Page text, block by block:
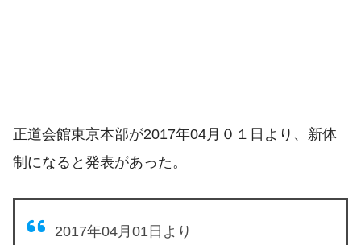
正道会館東京本部が2017年04月０１日より、新体
制になると発表があった。
2017年04月01日より